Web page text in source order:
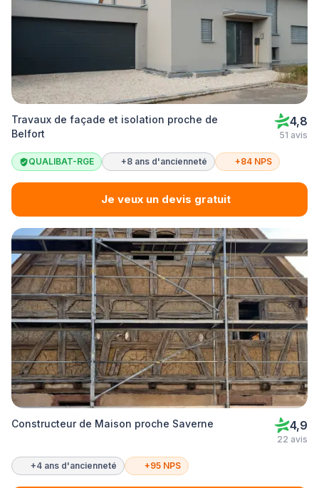
Travaux de façade et isolation proche de
Belfort
4,8
51 avis
QUALIBAT-RGE +8 ans d'ancienneté +84 NPS
Je veux un devis gratuit
Constructeur de Maison proche Saverne 4,9
22 avis
+4 ans d'ancienneté +95 NPS